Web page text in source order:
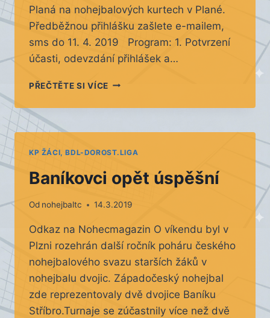
Planá na nohejbalových kurtech v Plané.
Předběžnou přihlášku zašlete e-mailem,
sms do 11. 4. 2019 Program: 1. Potvrzení
účasti, odevzdání přihlášek a…
PŘEČTĚTE SI VÍCENOHEJBALOVÁ
PRO
2019
KP ŽÁCI, BDL-DOROST.LIGA
Baníkovci opět úspěšní
Od nohejbaltc 14.3.2019
Odkaz na Nohecmagazin O víkendu byl v
Plzni rozehrán další ročník poháru českého
nohejbalového svazu starších žáků v
nohejbalu dvojic. Západočeský nohejbal
zde reprezentovaly dvě dvojice Baníku
Stříbro.Turnaje se zúčastnily více než dvě